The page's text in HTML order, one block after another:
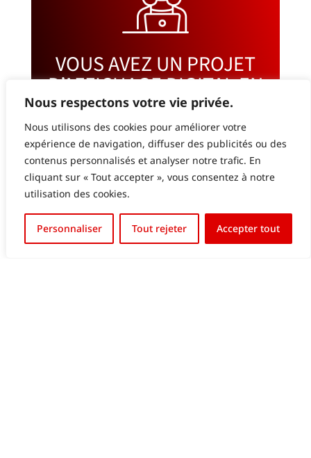
Nous respectons votre vie privée.
Nous utilisons des cookies pour améliorer votre
expérience de navigation, diffuser des publicités ou des
contenus personnalisés et analyser notre trafic. En
cliquant sur « Tout accepter », vous consentez à notre
utilisation des cookies.
Personnaliser Tout rejeter Accepter tout
VOUS AVEZ UN PROJET
D’AFFICHAGE DIGITAL EN
TÊTE?
N’hésitez pas à nous contacter! Notre
équipe d’experts est à votre
disposition pour vous conseiller et
vous accompagner à chaque étape,
du choix des solutions à la mise en
œuvre. Ensemble, faisons de votre
English (UK)